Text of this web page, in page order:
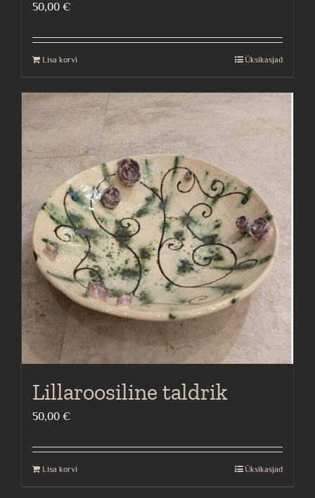
50,00 €
Lisa korvi Üksikasjad
Lillaroosiline taldrik
50,00 €
Lisa korvi Üksikasjad